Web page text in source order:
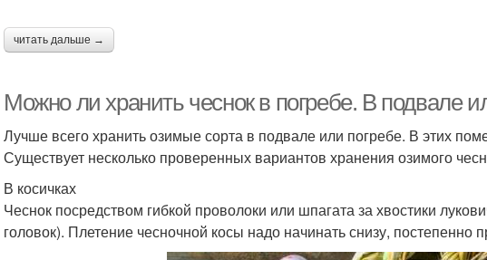
читать дальше →
Можно ли хранить чеснок в погребе. В подвале
Лучше всего хранить озимые сорта в подвале или погребе. В этих
Существует несколько проверенных вариантов хранения озимого
В косичках
Чеснок посредством гибкой проволоки или шпагата за хвостики
головок). Плетение чесночной косы надо начинать снизу,